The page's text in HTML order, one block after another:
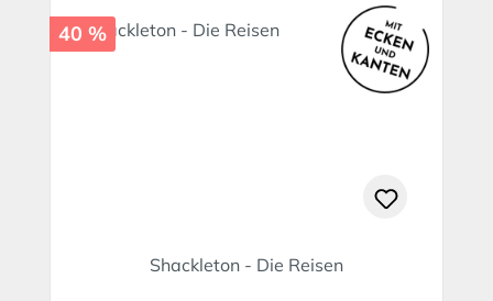
40 %
Shackleton - Die Reisen